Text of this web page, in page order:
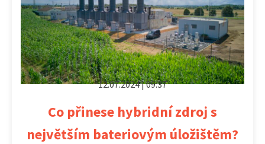
12.07.2024 | 09:37
Co přinese hybridní zdroj s
největším bateriovým úložištěm?